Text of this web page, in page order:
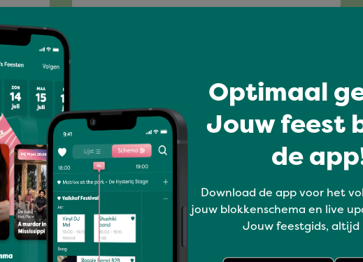
Optimaal
Jouw feest
de
Download de app voor het
jouw blokkenschema en live
Jouw feestgids, altijd